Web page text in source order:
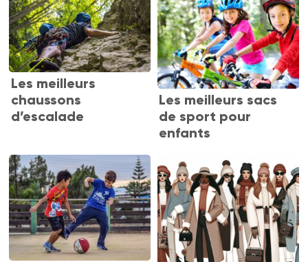
Les meilleurs
chaussons
d’escalade
Les meilleurs sacs
de sport pour
enfants